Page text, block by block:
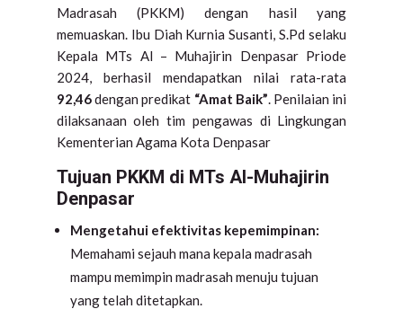
Madrasah (PKKM) dengan hasil yang
memuaskan. Ibu Diah Kurnia Susanti, S.Pd selaku
Kepala MTs Al – Muhajirin Denpasar Priode
2024, berhasil mendapatkan nilai rata-rata
92,46dengan predikat “Amat Baik” . Penilaian ini
dilaksanaan oleh tim pengawas di Lingkungan
Kementerian Agama Kota Denpasar
Tujuan PKKM di MTs Al-Muhajirin
Denpasar
Mengetahui efektivitas kepemimpinan:
Memahami sejauh mana kepala madrasah
mampu memimpin madrasah menuju tujuan
yang telah ditetapkan.